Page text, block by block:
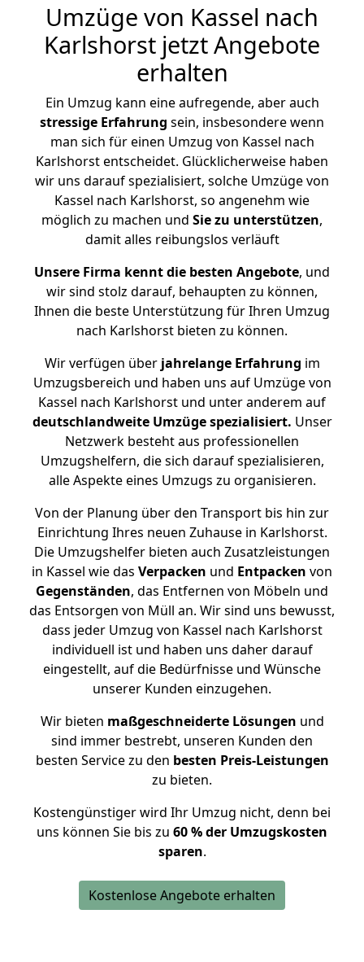
Umzüge von Kassel nach
Karlshorst jetzt Angebote
erhalten
Ein Umzug kann eine aufregende, aber auch
stressige Erfahrung sein, insbesondere wenn
man sich für einen Umzug von Kassel nach
Karlshorst entscheidet. Glücklicherweise haben
wir uns darauf spezialisiert, solche Umzüge von
Kassel nach Karlshorst, so angenehm wie
möglich zu machen und Sie zu unterstützen,
damit alles reibungslos verläuft
Unsere Firma kennt die besten Angebote, und
wir sind stolz darauf, behaupten zu können,
Ihnen die beste Unterstützung für Ihren Umzug
nach Karlshorst bieten zu können.
Wir verfügen überjahrelange Erfahrung im
Umzugsbereich und haben uns auf Umzüge von
Kassel nach Karlshorst und unter anderem auf
deutschlandweite Umzüge spezialisiert. Unser
Netzwerk besteht aus professionellen
Umzugshelfern, die sich darauf spezialisieren,
alle Aspekte eines Umzugs zu organisieren.
Von der Planung über den Transport bis hin zur
Einrichtung Ihres neuen Zuhause in Karlshorst.
Die Umzugshelfer bieten auch Zusatzleistungen
in Kassel wie das Verpacken und Entpacken von
Gegenständen, das Entfernen von Möbeln und
das Entsorgen von Müll an. Wir sind uns bewusst,
dass jeder Umzug von Kassel nach Karlshorst
individuell ist und haben uns daher darauf
eingestellt, auf die Bedürfnisse und Wünsche
unserer Kunden einzugehen.
Wir bieten maßgeschneiderte Lösungen und
sind immer bestrebt, unseren Kunden den
besten Service zu den besten Preis-Leistungen
zu bieten.
Kostengünstiger wird Ihr Umzug nicht, denn bei
uns können Sie bis zu 60 % der Umzugskosten
sparen.
Kostenlose Angebote erhalten